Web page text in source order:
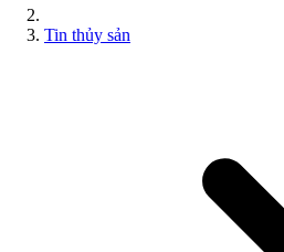
Tin thủy sản